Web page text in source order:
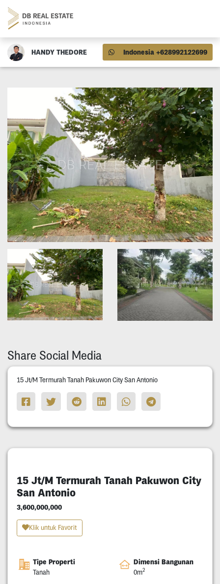
HANDY THEDORE Indonesia +628992122699
Share Social Media
15 Jt/M Termurah Tanah Pakuwon City San Antonio
15 Jt/M Termurah Tanah Pakuwon City
San Antonio
3,600,000,000
Klik untuk Favorit
Tipe Properti
Tanah
Dimensi Bangunan
0m2